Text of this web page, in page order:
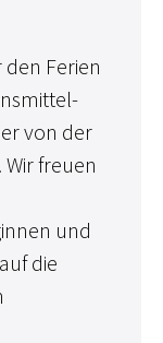
Ferien
von der
freuen
und
die